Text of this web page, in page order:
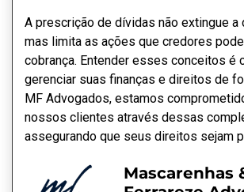
A prescrição de dívidas não extingue a
mas limita as ações que credores
cobrança. Entender esses conceitos é
gerenciar suas finanças e direitos de
MF Advogados, estamos
nossos clientes através dessas
assegurando que seus direitos sejam
Mascarenhas